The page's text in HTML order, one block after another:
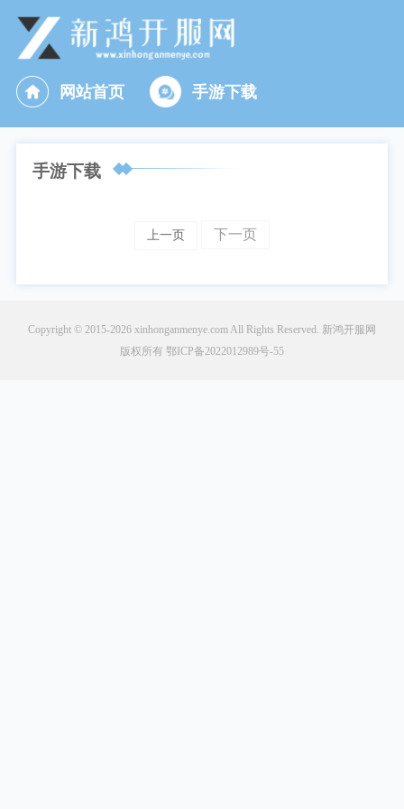
网站首页 手游下载
手游下载
上一页 下一页
Copyright © 2015-2026 xinhonganmenye.com All Rights Reserved. 新鸿开服网
版权所有 鄂ICP备2022012989号-55